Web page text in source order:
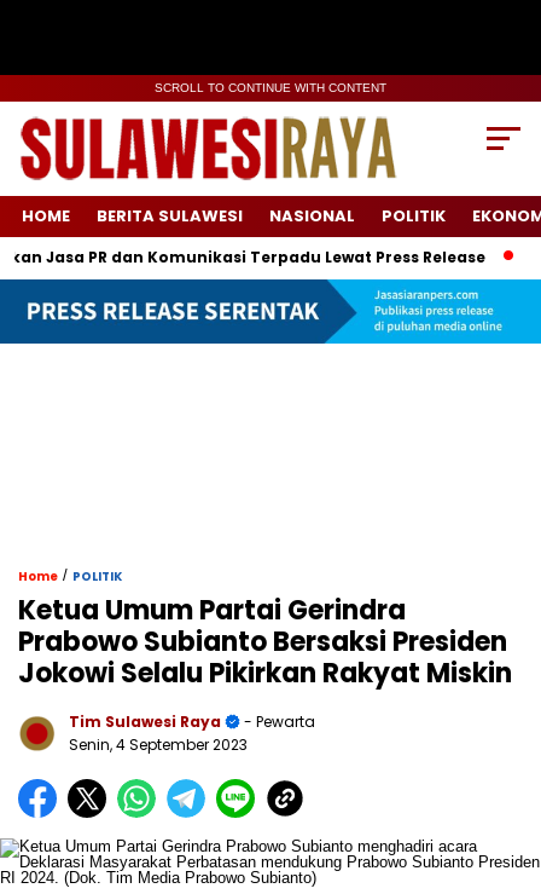
SCROLL TO CONTINUE WITH CONTENT
HOME BERITA SULAWESI NASIONAL POLITIK
PR dan Komunikasi Terpadu Lewat Press Release
Home / POLITIK
Ketua Umum Partai Gerindra
Prabowo Subianto Bersaksi Presiden
Jokowi Selalu Pikirkan Rakyat Miskin
Tim Sulawesi Raya
- Pewarta
Senin, 4 September 2023